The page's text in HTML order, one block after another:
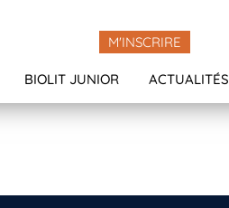
M'INSCRIRE
BIOLIT JUNIOR ACTUALITÉS